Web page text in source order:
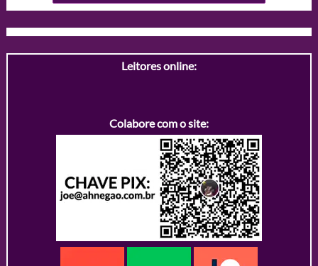
Leitores online:
Colabore com o site: